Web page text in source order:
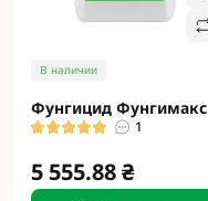
В наличии
Фунгицид Фунгимакс
1
5 555.88 ₴